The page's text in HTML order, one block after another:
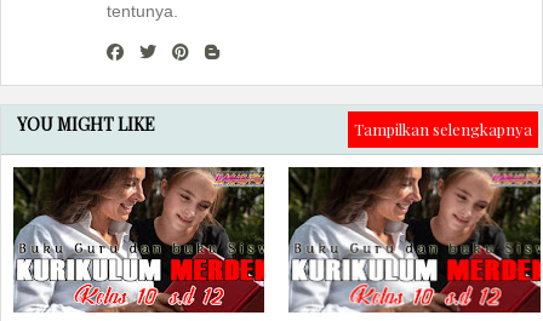
tentunya.
YOU MIGHT LIKE Tampilkan selengkapnya